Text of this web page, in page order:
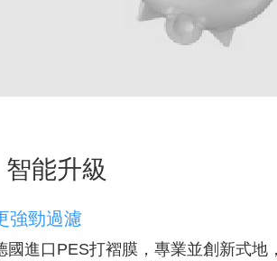
能升級
強勁過濾
國進口PES打褶膜，專業並創新式